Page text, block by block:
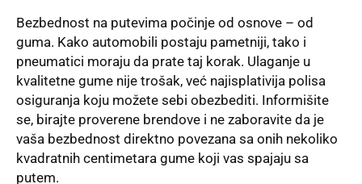
Bezbednost na putevima počinje od osnove – od
guma. Kako automobili postaju pametniji, tako i
pneumatici moraju da prate taj korak. Ulaganje u
kvalitetne gume nije trošak, već najisplativija polisa
osiguranja koju možete sebi obezbediti. Informišite
se, birajte proverene brendove i ne zaboravite da je
vaša bezbednost direktno povezana sa onih nekoliko
kvadratnih centimetara gume koji vas spajaju sa
putem.